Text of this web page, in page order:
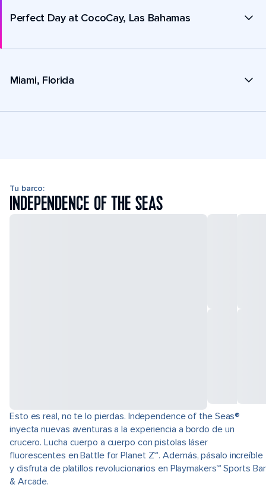
Perfect Day at CocoCay, Las Bahamas
Miami, Florida
Tu barco:
INDEPENDENCE OF THE SEAS
Esto es real, no te lo pierdas. Independence of the Seas®
inyecta nuevas aventuras a la experiencia a bordo de un
crucero. Lucha cuerpo a cuerpo con pistolas láser
fluorescentes en Battle for Planet Z℠. Además, pásalo increíble
y disfruta de platillos revolucionarios en Playmakers℠ Sports Bar
& Arcade.